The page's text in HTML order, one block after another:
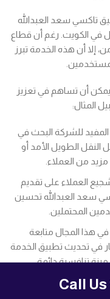
تاكسي سعد العبدالله
في الكويت. رغم أن قطاع
إلا أن هذه الخدمة تبرز
يمكن أن تساهم في تعزيز
المثال:
للشركة البحث في
الطويل الأمد أو
من العملاء.
العملاء على تقديم
سعد العبدالله تحسين
المحتملين.
هذا المجال متابعة
في تحديث تطبيق الخدمة
تنافسية دائمة.
سعد العبدالله ليس
Call Us